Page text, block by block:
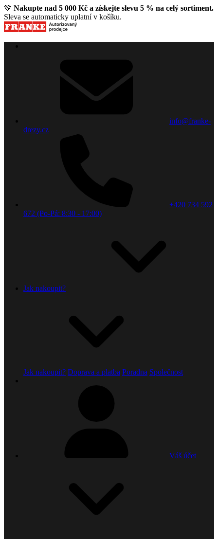
💚 Nakupte nad 5 000 Kč a získejte slevu 5 % na celý sortiment.
Sleva se automaticky uplatní v košíku.
info@franke-
drezy.cz
+420 734 592
672 (Po-Pá: 8:30 - 17:00)
Jak nakoupit?
Jak nakoupit? Doprava a platba Poradna Společnost
Váš účet